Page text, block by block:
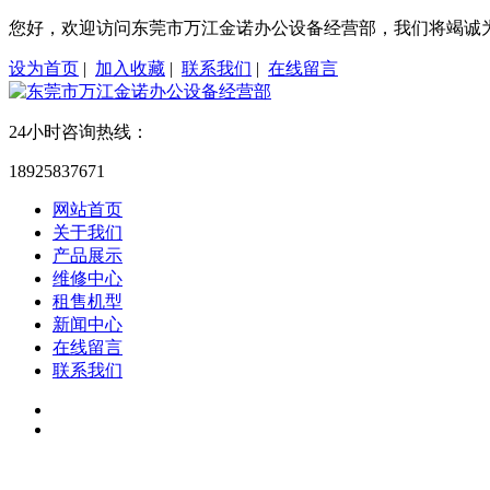
您好，欢迎访问东莞市万江金诺办公设备经营部，我们将竭诚
设为首页 | 加入收藏 | 联系我们 | 在线留言
24小时咨询热线：
18925837671
网站首页
关于我们
产品展示
维修中心
租售机型
新闻中心
在线留言
联系我们